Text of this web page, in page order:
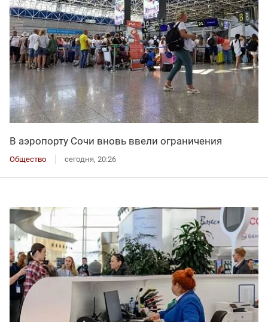
В аэропорту Сочи вновь ввели ограничения
Общество сегодня, 20:26